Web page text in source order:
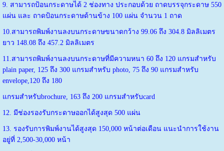
9. สามารถป้อนกระดาษได้ 2 ช่องทาง ประกอบด้วย ถาดบรรจุกระดาษ 550
แผ่น และ ถาดป้อนกระดาษด้านข้าง 100 แผ่น จำนวน 1 ถาด
10.สามารถพิมพ์งานลงบนกระดาษขนาดกว้าง 99.06 ถึง 304.8 มิลลิเมตร
ยาว 148.08 ถึง 457.2 มิลลิเมตร
11.สามารถพิมพ์งานลงบนกระดาษที่มีความหนา 60 ถึง 120 แกรมสำหรับ
plain paper, 125 ถึง 300 แกรมสำหรับ photo, 75 ถึง 90 แกรมสำหรับ
envelope,120 ถึง 180
แกรมสำหรับbrochure, 163 ถึง 200 แกรมสำหรับcard
12. มีช่องรองรับกระดาษออกได้สูงสุด 500 แผ่น
13. รองรับการพิมพ์งานได้สูงสุด 150,000 หน้าต่อเดือน แนะนำการใช้งาน
อยู่ที่ 2,500-30,000 หน้า